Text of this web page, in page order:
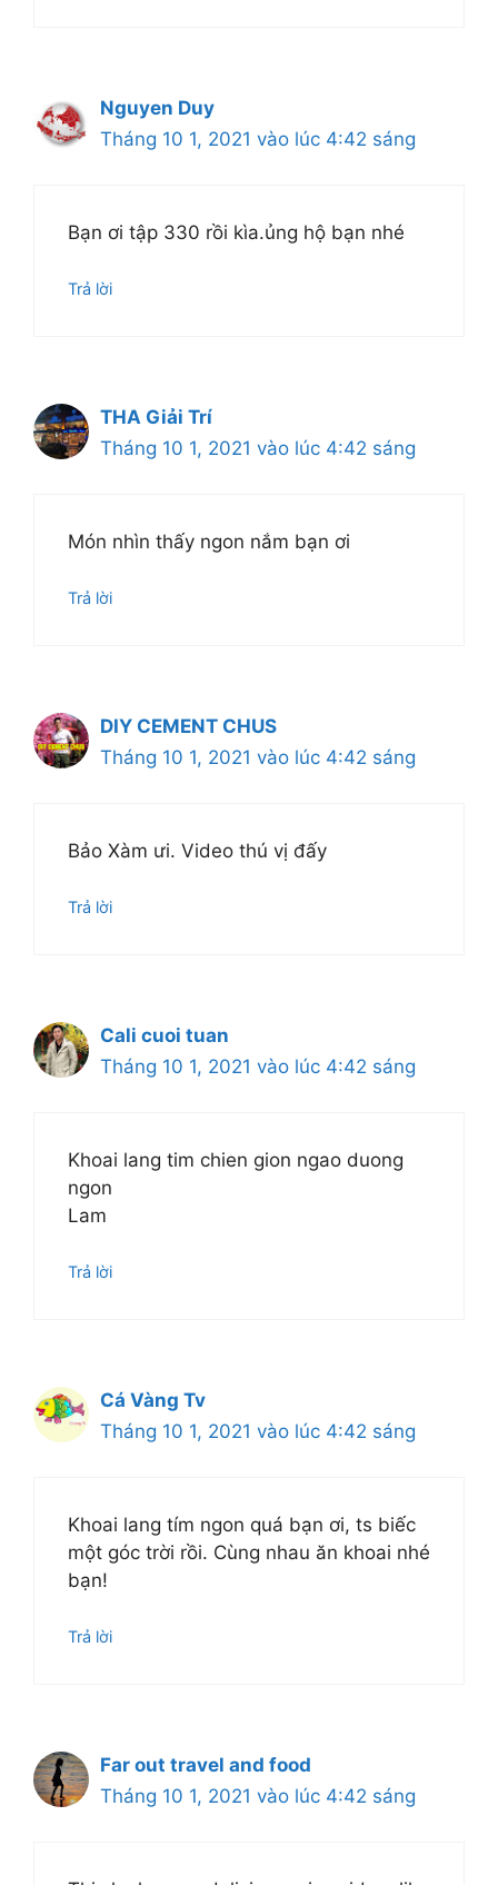
Nguyen Duy
Tháng 10 1, 2021 vào lúc 4:42 sáng
Bạn ơi tập 330 rồi kìa.ủng hộ bạn nhé
Trả lời
THA Giải Trí
Tháng 10 1, 2021 vào lúc 4:42 sáng
Món nhìn thấy ngon nắm bạn ơi
Trả lời
DIY CEMENT CHUS
Tháng 10 1, 2021 vào lúc 4:42 sáng
Bảo Xàm ưi. Video thú vị đấy
Trả lời
Cali cuoi tuan
Tháng 10 1, 2021 vào lúc 4:42 sáng
Khoai lang tim chien gion ngao duong
ngon
Lam
Trả lời
Cá Vàng Tv
Tháng 10 1, 2021 vào lúc 4:42 sáng
Khoai lang tím ngon quá bạn ơi, ts biếc
một góc trời rồi. Cùng nhau ăn khoai nhé
bạn!
Trả lời
Far out travel and food
Tháng 10 1, 2021 vào lúc 4:42 sáng